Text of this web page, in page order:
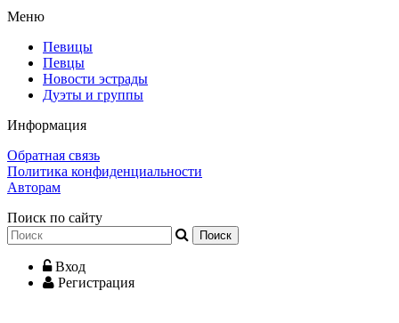
Меню
Певицы
Певцы
Новости эстрады
Дуэты и группы
Информация
Обратная связь
Политика конфиденциальности
Авторам
Поиск по сайту
Вход
Регистрация